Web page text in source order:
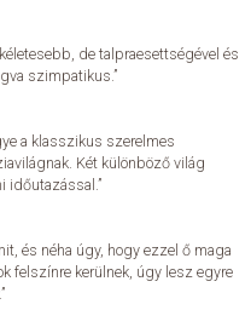
de talpraesettségével és
szimpatikus.”
a klasszikus szerelmes
Két különböző világ
időutazással.”
és néha úgy, hogy ezzel ő maga
felszínre kerülnek, úgy lesz egyre